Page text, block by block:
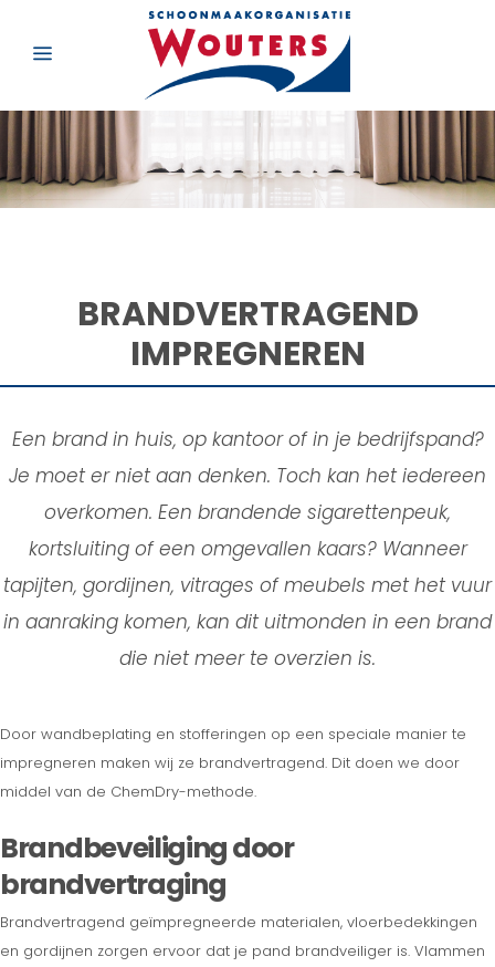
BRANDVERTRAGEND
IMPREGNEREN
Een brand in huis, op kantoor of in je bedrijfspand?
Je moet er niet aan denken. Toch kan het iedereen
overkomen. Een brandende sigarettenpeuk,
kortsluiting of een omgevallen kaars? Wanneer
tapijten, gordijnen, vitrages of meubels met het vuur
in aanraking komen, kan dit uitmonden in een brand
die niet meer te overzien is.
Door wandbeplating en stofferingen op een speciale manier te
impregneren maken wij ze brandvertragend. Dit doen we door
middel van de ChemDry-methode.
Brandbeveiliging door
brandvertraging
Brandvertragend geïmpregneerde materialen, vloerbedekkingen
en gordijnen zorgen ervoor dat je pand brandveiliger is. Vlammen